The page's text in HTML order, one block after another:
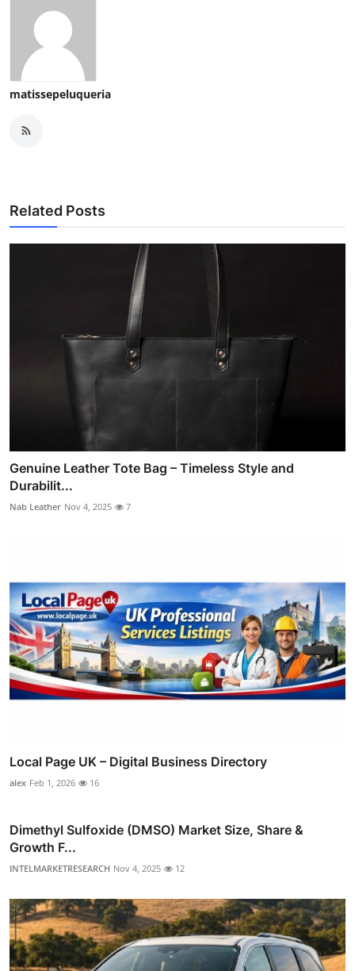
matissepeluqueria
Related Posts
Genuine Leather Tote Bag – Timeless Style and
Durabilit...
Nab Leather Nov 4, 2025 7
Local Page UK – Digital Business Directory
alex Feb 1, 2026 16
Dimethyl Sulfoxide (DMSO) Market Size, Share &
Growth F...
INTELMARKETRESEARCH Nov 4, 2025 12